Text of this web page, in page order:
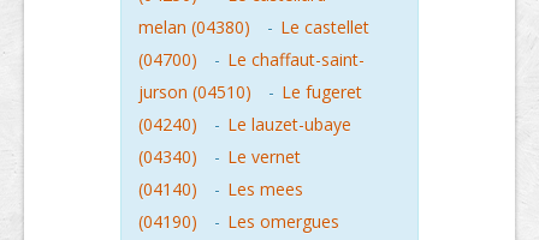
melan (04380)
- Le castellet
(04700)
- Le chaffaut-saint-
jurson (04510)
- Le fugeret
(04240)
- Le lauzet-ubaye
(04340)
- Le vernet
(04140)
- Les mees
(04190)
- Les omergues